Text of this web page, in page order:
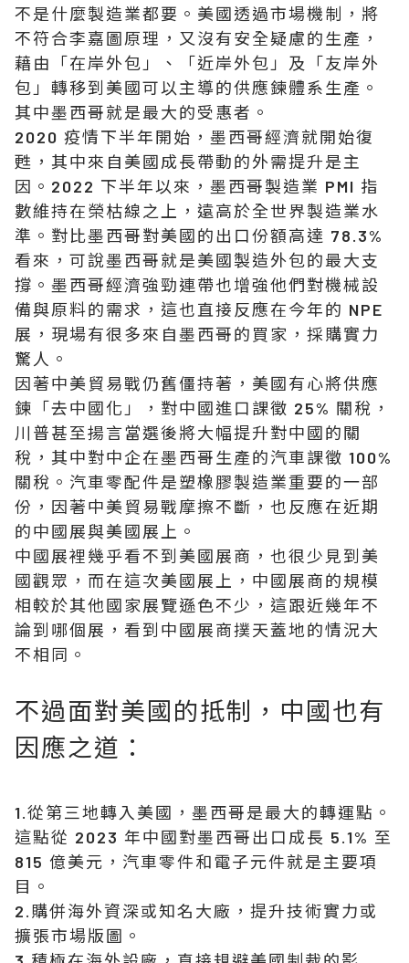
不是什麼製造業都要。美國透過市場機制，將
不符合李嘉圖原理，又沒有安全疑慮的生產，
藉由「在岸外包」、「近岸外包」及「友岸外
包」轉移到美國可以主導的供應鍊體系生產。
其中墨西哥就是最大的受惠者。
2020 疫情下半年開始，墨西哥經濟就開始復
甦，其中來自美國成長帶動的外需提升是主
因。2022 下半年以來，墨西哥製造業 PMI 指
數維持在榮枯線之上，遠高於全世界製造業水
準。對比墨西哥對美國的出口份額高達 78.3%
看來，可說墨西哥就是美國製造外包的最大支
撐。墨西哥經濟強勁連帶也增強他們對機械設
備與原料的需求，這也直接反應在今年的 NPE
展，現場有很多來自墨西哥的買家，採購實力
驚人。
因著中美貿易戰仍舊僵持著，美國有心將供應
鍊「去中國化」，對中國進口課徵 25% 關稅，
川普甚至揚言當選後將大幅提升對中國的關
稅，其中對中企在墨西哥生產的汽車課徵 100%
關稅。汽車零配件是塑橡膠製造業重要的一部
份，因著中美貿易戰摩擦不斷，也反應在近期
的中國展與美國展上。
中國展裡幾乎看不到美國展商，也很少見到美
國觀眾，而在這次美國展上，中國展商的規模
相較於其他國家展覽遜色不少，這跟近幾年不
論到哪個展，看到中國展商撲天蓋地的情況大
不相同。
不過面對美國的抵制，中國也有
因應之道：
1.從第三地轉入美國，墨西哥是最大的轉運點。
這點從 2023 年中國對墨西哥出口成長 5.1% 至
815 億美元，汽車零件和電子元件就是主要項
目。
2.購併海外資深或知名大廠，提升技術實力或
擴張市場版圖。